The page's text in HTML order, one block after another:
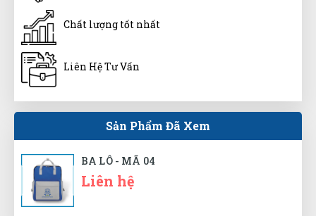
MT
(Đánh giá 1 năm trước)
Được người quen PR nhờ lên web thấy dịch vụ ok. Nên
đến trải ngiệm luôn
Phạm Thái Vũ
(Đánh giá 1 năm trước)
Shop rất nhiệt tình, dễ thương.
Chất lượng tốt nhất
Liên Hệ Tư Vấn
Sản Phẩm Đã Xem
BA LÔ - MÃ 04
Liên hệ